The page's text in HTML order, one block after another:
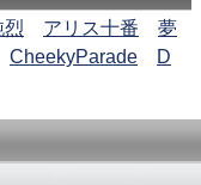
烈 アリス十番
夢
CheekyParade
D